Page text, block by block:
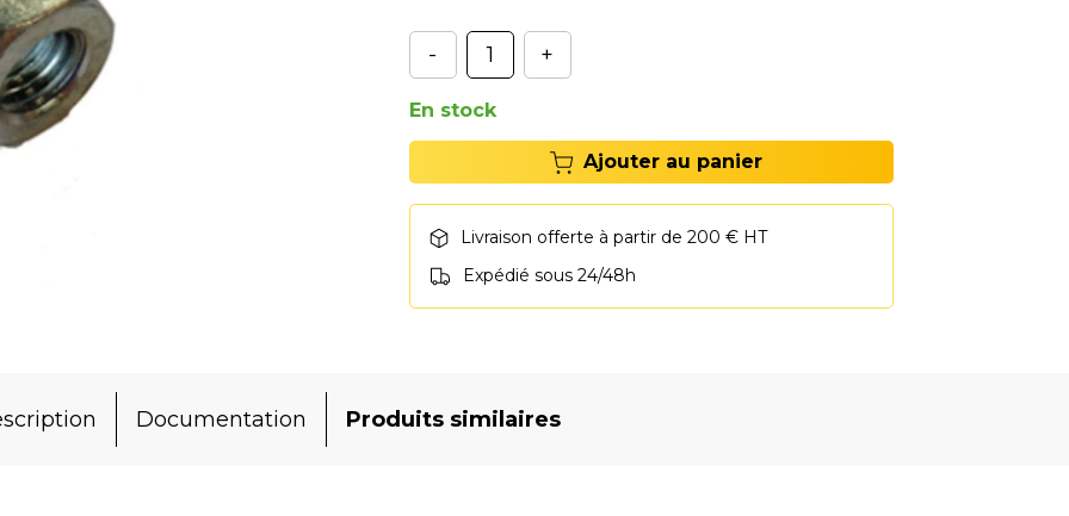
- +
En stock
Ajouter au panier
Livraison offerte à partir de 200 € HT
Expédié sous 24/48h
Documentation Produits similaires